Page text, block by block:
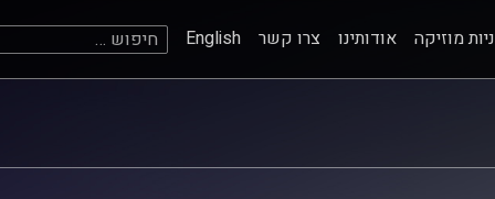
מוזיקה אודותינו צרו קשר English חיפוש: